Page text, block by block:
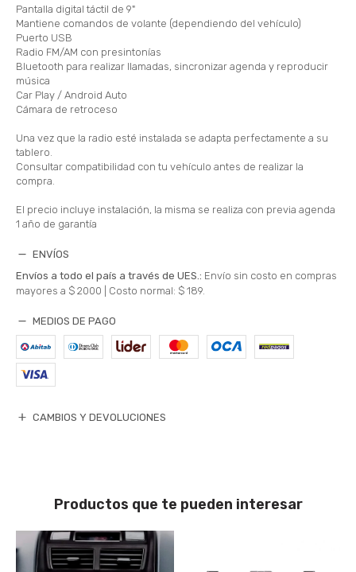
Pantalla digital táctil de 9"
Mantiene comandos de volante (dependiendo del vehículo)
Puerto USB
Radio FM/AM con presintonías
Bluetooth para realizar llamadas, sincronizar agenda y reproducir
música
Car Play / Android Auto
Cámara de retroceso
Una vez que la radio esté instalada se adapta perfectamente a su
tablero.
Consultar compatibilidad con tu vehículo antes de realizar la
compra.
El precio incluye instalación, la misma se realiza con previa agenda
1 año de garantía
ENVÍOS
Envíos a todo el país a través de UES.: Envío sin costo en compras
mayores a $ 2000 | Costo normal: $ 189.
MEDIOS DE PAGO
CAMBIOS Y DEVOLUCIONES
Productos que te pueden interesar